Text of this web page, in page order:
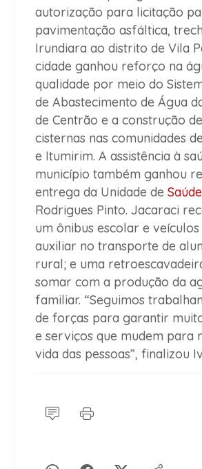
autorização para licitação
pavimentação asfáltica,
Irundiara ao distrito de Vila
cidade ganhou reforço na
qualidade por meio do
de Abastecimento de Água
de Centrão e a construção
cisternas nas comunidades
e Itumirim. A assistência à
município também ganhou
entrega da Unidade de Saúde
Rodrigues Pinto. Jacaraci
um ônibus escolar e
auxiliar no transporte de
rural; e uma
somar com a produção da
familiar. “Seguimos
de forças para garantir
e serviços que mudem para
vida das pessoas”, finalizou